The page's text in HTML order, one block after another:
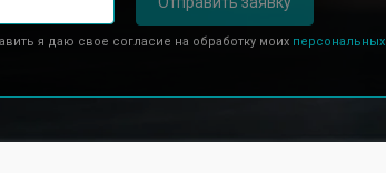
я даю свое согласие на обработку моих персональных